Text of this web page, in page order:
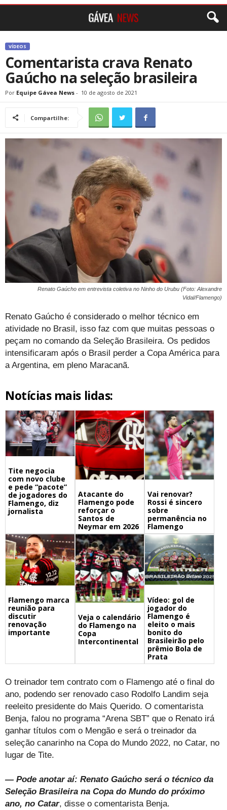
VÍDEOS
Comentarista crava Renato
Gaúcho na seleção brasileira
Por Equipe Gávea News - 10 de agosto de 2021
Compartilhe:
Renato Gaúcho em entrevista coletiva no Ninho do Urubu (Foto: Alexandre
Vidal/Flamengo)
Renato Gaúcho é considerado o melhor técnico em
atividade no Brasil, isso faz com que muitas pessoas o
peçam no comando da Seleção Brasileira. Os pedidos
intensificaram após o Brasil perder a Copa América para
a Argentina, em pleno Maracanã.
Notícias mais lidas:
Tite negocia
com novo clube
e pede “pacote”
de jogadores do
Flamengo, diz
jornalista
Atacante do
Flamengo pode
reforçar o
Santos de
Neymar em 2026
Vai renovar?
Rossi é sincero
sobre
permanência no
Flamengo
Flamengo marca
reunião para
discutir
renovação
importante
Veja o calendário
do Flamengo na
Copa
Intercontinental
Vídeo: gol de
jogador do
Flamengo é
eleito o mais
bonito do
Brasileirão pelo
prêmio Bola de
Prata
O treinador tem contrato com o Flamengo até o final do
ano, podendo ser renovado caso Rodolfo Landim seja
reeleito presidente do Mais Querido. O comentarista
Benja, falou no programa “Arena SBT” que o Renato irá
ganhar títulos com o Mengão e será o treinador da
seleção canarinho na Copa do Mundo 2022, no Catar, no
lugar de Tite.
— Pode anotar aí: Renato Gaúcho será o técnico da
Seleção Brasileira na Copa do Mundo do próximo
ano, no Catar, disse o comentarista Benja.